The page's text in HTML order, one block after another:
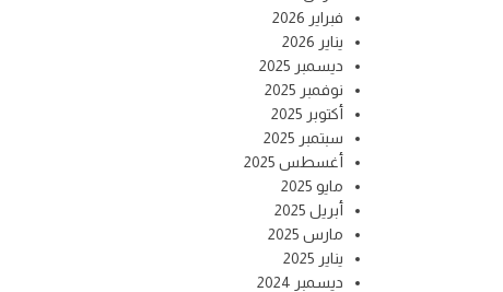
فبراير 2026
يناير 2026
ديسمبر 2025
نوفمبر 2025
أكتوبر 2025
سبتمبر 2025
أغسطس 2025
مايو 2025
أبريل 2025
مارس 2025
يناير 2025
ديسمبر 2024